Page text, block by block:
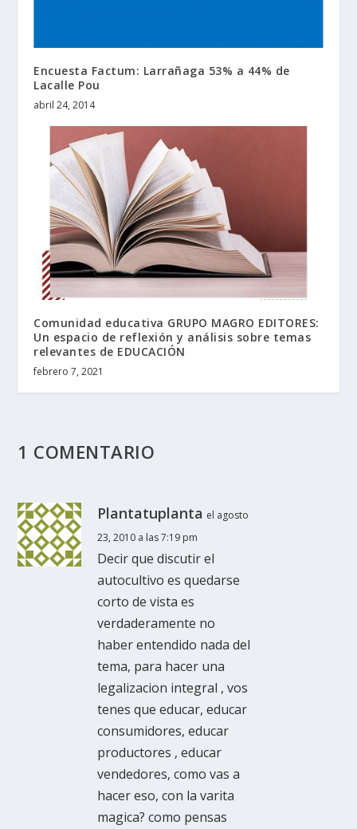
Encuesta Factum: Larrañaga 53% a 44% de
Lacalle Pou
abril 24, 2014
Comunidad educativa GRUPO MAGRO EDITORES:
Un espacio de reflexión y análisis sobre temas
relevantes de EDUCACIÓN
febrero 7, 2021
1 COMENTARIO
Plantatuplanta el agosto
23, 2010 a las 7:19 pm
Decir que discutir el
autocultivo es quedarse
corto de vista es
verdaderamente no
haber entendido nada del
tema, para hacer una
legalizacion integral , vos
tenes que educar, educar
consumidores, educar
productores , educar
vendedores, como vas a
hacer eso, con la varita
magica? como pensas